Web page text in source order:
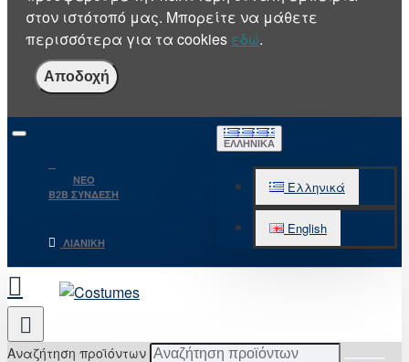
στον ιστότοπό μας. Μπορείτε να μάθετε
περισσότερα για τα cookies εδώ.
Αποδοχή
NEO
B2B ΣΥΝΔΕΣΗ
ΛΙΑΝΙΚΉ
ΕΛΛΗΝΙΚΆ
Ελληνικά
English
Αναζήτηση προϊόντων